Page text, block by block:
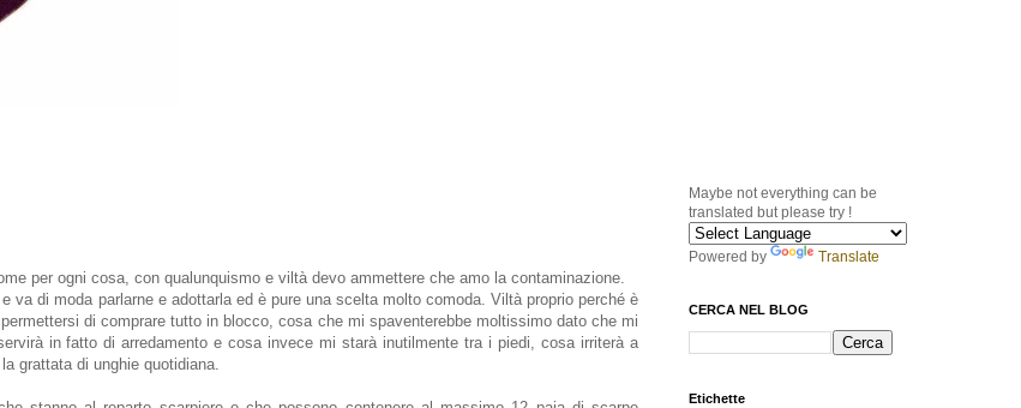
per ogni cosa, con qualunquismo e viltà devo ammettere che amo la contaminazione.
va di moda parlarne e adottarla ed è pure una scelta molto comoda. Viltà proprio perché è
di comprare tutto in blocco, cosa che mi spaventerebbe moltissimo dato che mi
in fatto di arredamento e cosa invece mi starà inutilmente tra i piedi, cosa irriterà a
grattata di unghie quotidiana.
Maybe not everything can be
translated but please try !
Powered by Translate
CERCA NEL BLOG
Etichette